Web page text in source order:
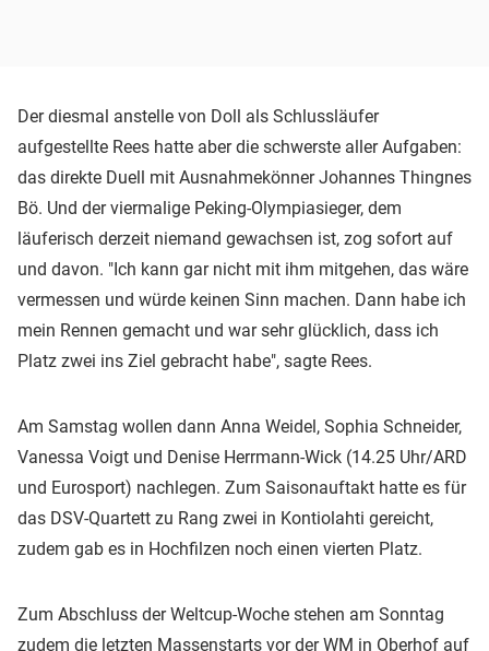
Der diesmal anstelle von Doll als Schlussläufer
aufgestellte Rees hatte aber die schwerste aller Aufgaben:
das direkte Duell mit Ausnahmekönner Johannes Thingnes
Bö. Und der viermalige Peking-Olympiasieger, dem
läuferisch derzeit niemand gewachsen ist, zog sofort auf
und davon. "Ich kann gar nicht mit ihm mitgehen, das wäre
vermessen und würde keinen Sinn machen. Dann habe ich
mein Rennen gemacht und war sehr glücklich, dass ich
Platz zwei ins Ziel gebracht habe", sagte Rees.
Am Samstag wollen dann Anna Weidel, Sophia Schneider,
Vanessa Voigt und Denise Herrmann-Wick (14.25 Uhr/ARD
und Eurosport) nachlegen. Zum Saisonauftakt hatte es für
das DSV-Quartett zu Rang zwei in Kontiolahti gereicht,
zudem gab es in Hochfilzen noch einen vierten Platz.
Zum Abschluss der Weltcup-Woche stehen am Sonntag
zudem die letzten Massenstarts vor der WM in Oberhof auf